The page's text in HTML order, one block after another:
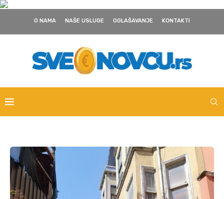
O NAMA NAŠE USLUGE OGLAŠAVANJE KONTAKTI